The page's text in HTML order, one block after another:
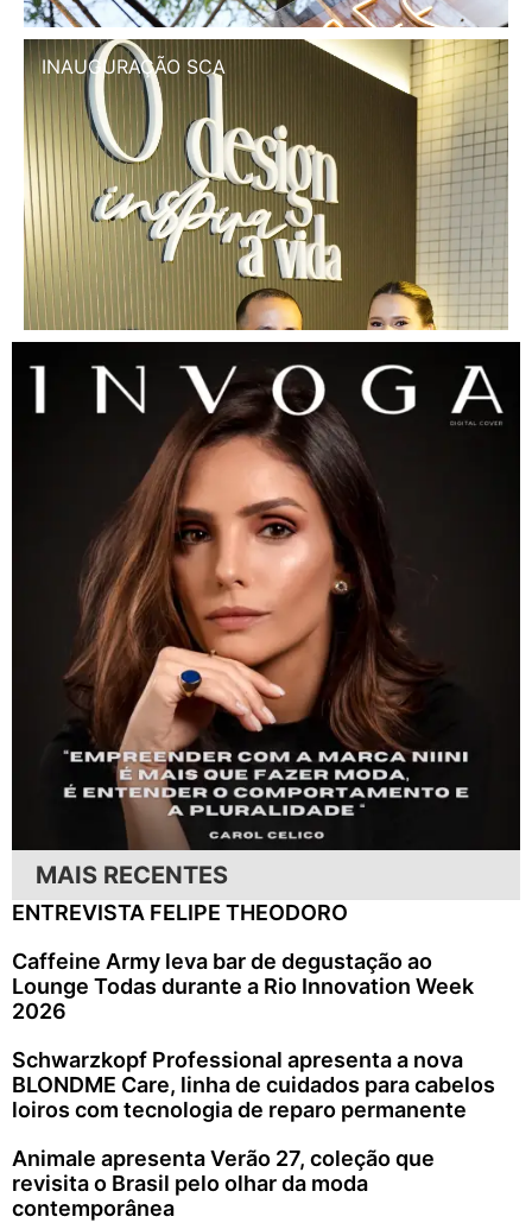
INAUGURAÇÃO SCA
MAIS RECENTES
ENTREVISTA FELIPE THEODORO
Caffeine Army leva bar de degustação ao
Lounge Todas durante a Rio Innovation Week
2026
Schwarzkopf Professional apresenta a nova
BLONDME Care, linha de cuidados para cabelos
loiros com tecnologia de reparo permanente
Animale apresenta Verão 27, coleção que
revisita o Brasil pelo olhar da moda
contemporânea